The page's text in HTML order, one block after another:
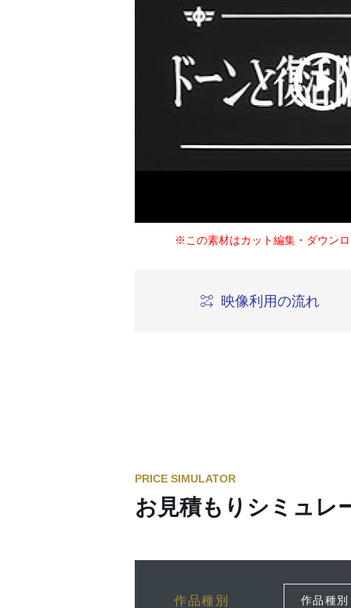
※この素材はカット編集・ダウン
映像利用の流れ
PRICE SIMULATOR
お見積もりシミュレ
作品種別